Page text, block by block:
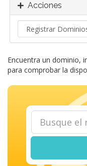
Acciones
Encuentra un dominio,
para comprobar la